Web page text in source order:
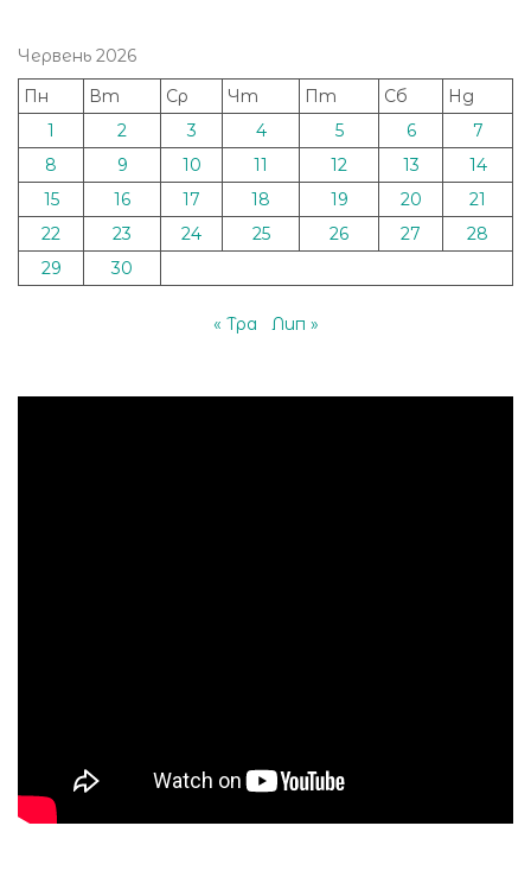
Червень 2026
Пн
Вт Ср Чт Пт Сб
Нд
1
2 3 4 5 6
7
8
9 10 11 12 13
14
15
16 17 18 19 20
21
22
23 24 25 26 27
28
29
30
« Тра Лип »